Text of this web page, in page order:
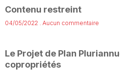
Contenu restreint
04/05/2022 Aucun commentaire
Le Projet de Plan
copropriétés